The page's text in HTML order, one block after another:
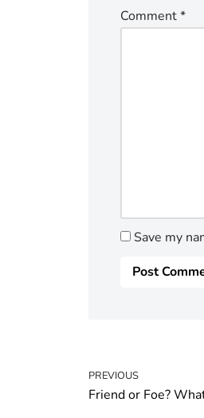
Comment*
Save my
PREVIOUS
Friend or Foe?